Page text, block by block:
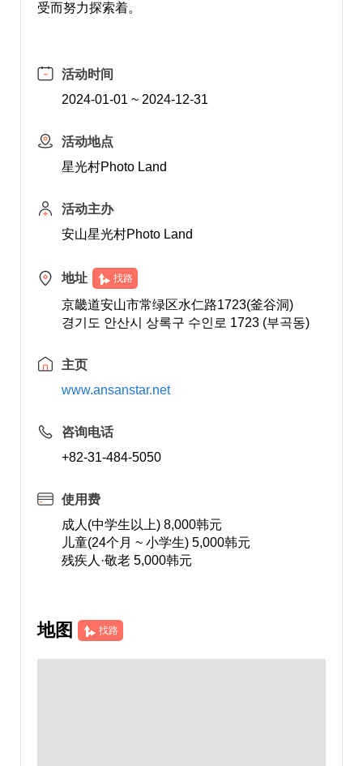
受而努力探索着。
活动时间
2024-01-01 ~ 2024-12-31
活动地点
星光村Photo Land
活动主办
安山星光村Photo Land
地址 找路
京畿道安山市常绿区水仁路1723(釜谷洞)
경기도 안산시 상록구 수인로 1723 (부곡동)
主页
www.ansanstar.net
咨询电话
+82-31-484-5050
使用费
成人(中学生以上) 8,000韩元
儿童(24个月 ~ 小学生) 5,000韩元
残疾人·敬老 5,000韩元
地图 找路